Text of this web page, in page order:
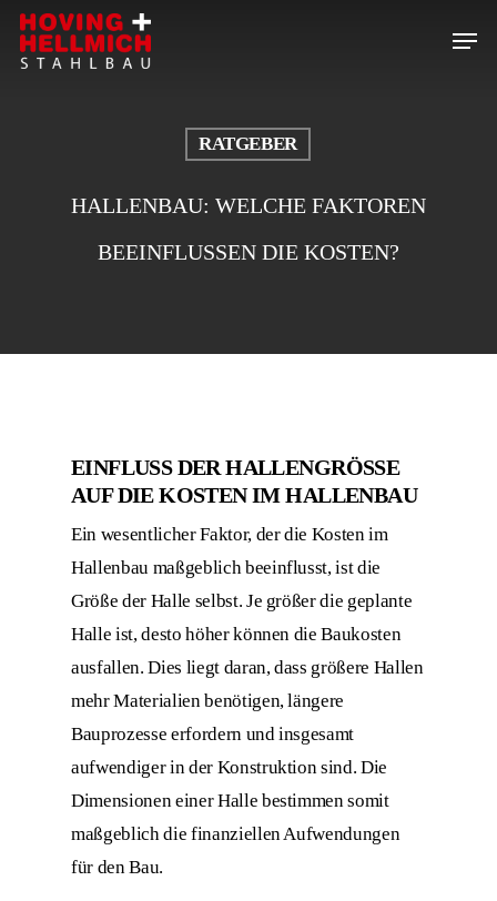
Skip
Menu
RATGEBER
HALLENBAU: WELCHE FAKTOREN
BEEINFLUSSEN DIE KOSTEN?
EINFLUSS DER HALLENGRÖSSE A
UF DIE KOSTEN IM HALLENBAU
Ein wesentlicher Faktor, der die Kosten im
Hallenbau maßgeblich beeinflusst, ist die
Größe der Halle selbst. Je größer die geplante
Halle ist, desto höher können die Baukosten
ausfallen. Dies liegt daran, dass größere Hallen
mehr Materialien benötigen, längere
Bauprozesse erfordern und insgesamt
aufwendiger in der Konstruktion sind. Die
Dimensionen einer Halle bestimmen somit
maßgeblich die finanziellen Aufwendungen
für den Bau.